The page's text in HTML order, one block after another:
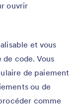
ouvrir
et vous
de code. Vous
de paiement
ou de
comme